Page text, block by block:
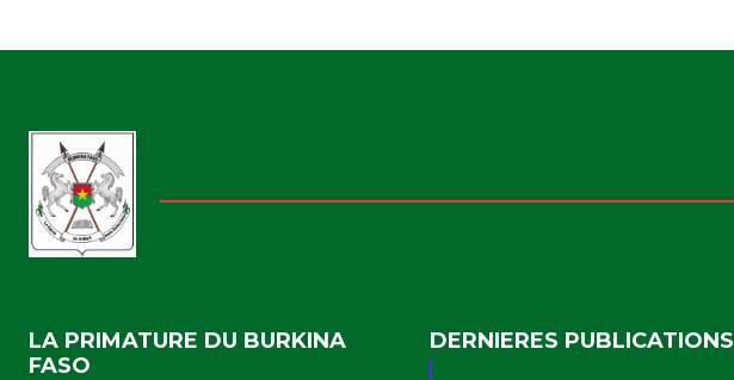
LA PRIMATURE DU BURKINA
FASO
DERNIERES PUBLICATIONS